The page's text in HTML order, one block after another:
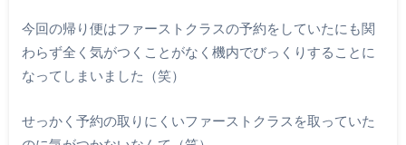
今回の帰り便はファーストクラスの予約をしていたにも関
わらず全く気がつくことがなく機内でびっくりすることに
なってしまいました（笑）
せっかく予約の取りにくいファーストクラスを取っていた